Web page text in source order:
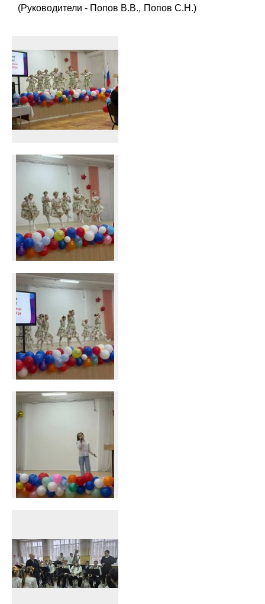
(Руководители - Попов В.В., Попов С.Н.)